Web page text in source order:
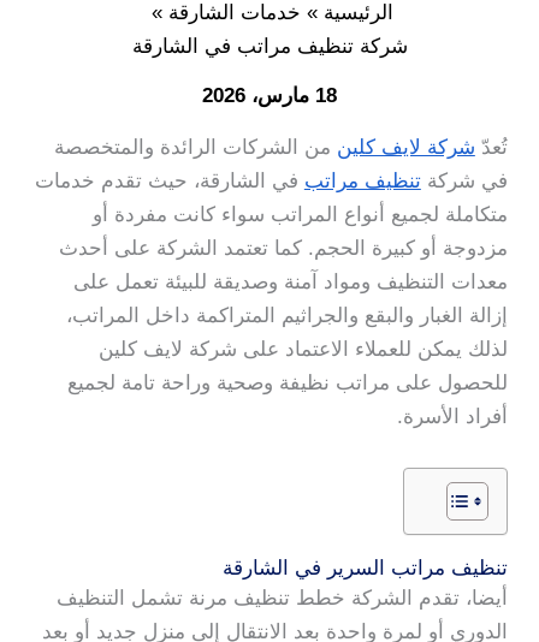
الرئيسية
خدمات الشارقة
شركة تنظيف مراتب في الشارقة
18 مارس، 2026
تُعدّ شركة لايف كلين من الشركات الرائدة والمتخصصة
في شركةتنظيف مراتب في الشارقة، حيث تقدم خدمات
متكاملة لجميع أنواع المراتب سواء كانت مفردة أو
مزدوجة أو كبيرة الحجم. كما تعتمد الشركة على أحدث
معدات التنظيف ومواد آمنة وصديقة للبيئة تعمل على
إزالة الغبار والبقع والجراثيم المتراكمة داخل المراتب،
لذلك يمكن للعملاء الاعتماد على شركة لايف كلين
للحصول على مراتب نظيفة وصحية وراحة تامة لجميع
أفراد الأسرة.
تنظيف مراتب السرير في الشارقة
أيضا، تقدم الشركة خطط تنظيف مرنة تشمل التنظيف
الدوري أو لمرة واحدة بعد الانتقال إلى منزل جديد أو بعد